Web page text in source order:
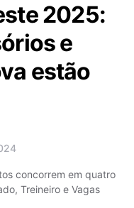
2025:
e
estão
concorrem em quatro
Treineiro e Vagas